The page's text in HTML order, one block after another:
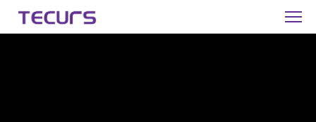
Keyboard
and